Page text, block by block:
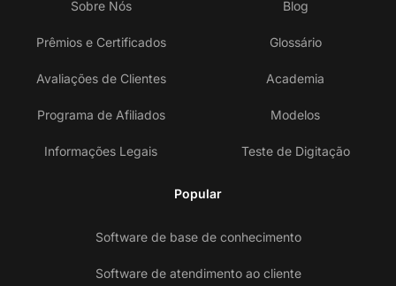
Sobre Nós
Prêmios e Certificados
Avaliações de Clientes
Programa de Afiliados
Informações Legais
Blog
Glossário
Academia
Modelos
Teste de Digitação
Popular
Software de base de conhecimento
Software de atendimento ao cliente